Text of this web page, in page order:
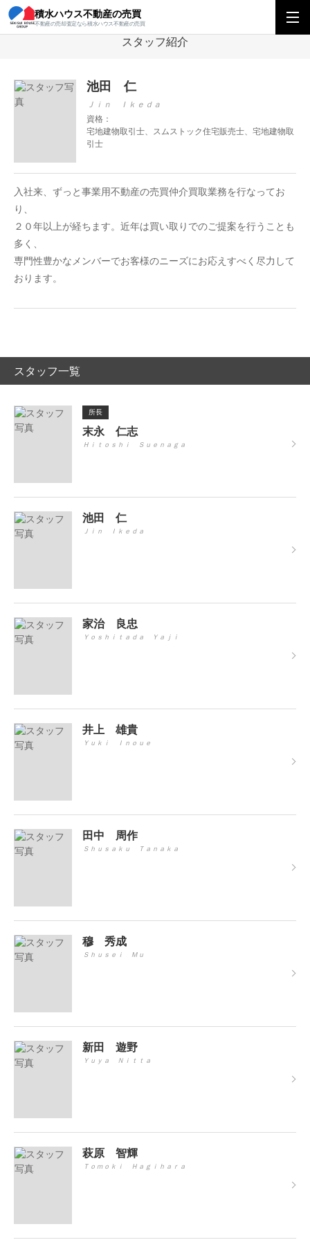
積水ハウス不動産の売買
不動産の売却査定なら積水ハウス不動産の売買
積水ハウス不動産の売買 関西エリアトップ
スタッフ紹介
池田 仁
Ｊｉｎ Ｉｋｅｄａ
資格：
宅地建物取引士、スムストック住宅販売士、宅地建物取
引士
入社来、ずっと事業用不動産の売買仲介買取業務を行なってお
り、
２０年以上が経ちます。近年は買い取りでのご提案を行うことも
多く、
専門性豊かなメンバーでお客様のニーズにお応えすべく尽力して
おります。
スタッフ一覧
所長
末永 仁志
Ｈｉｔｏｓｈｉ Ｓｕｅｎａｇａ
池田 仁
Ｊｉｎ Ｉｋｅｄａ
家治 良忠
Ｙｏｓｈｉｔａｄａ Ｙａｊｉ
井上 雄貴
Ｙｕｋｉ Ｉｎｏｕｅ
田中 周作
Ｓｈｕｓａｋｕ Ｔａｎａｋａ
穆 秀成
Ｓｈｕｓｅｉ Ｍｕ
新田 遊野
Ｙｕｙａ Ｎｉｔｔａ
萩原 智輝
Ｔｏｍｏｋｉ Ｈａｇｉｈａｒａ